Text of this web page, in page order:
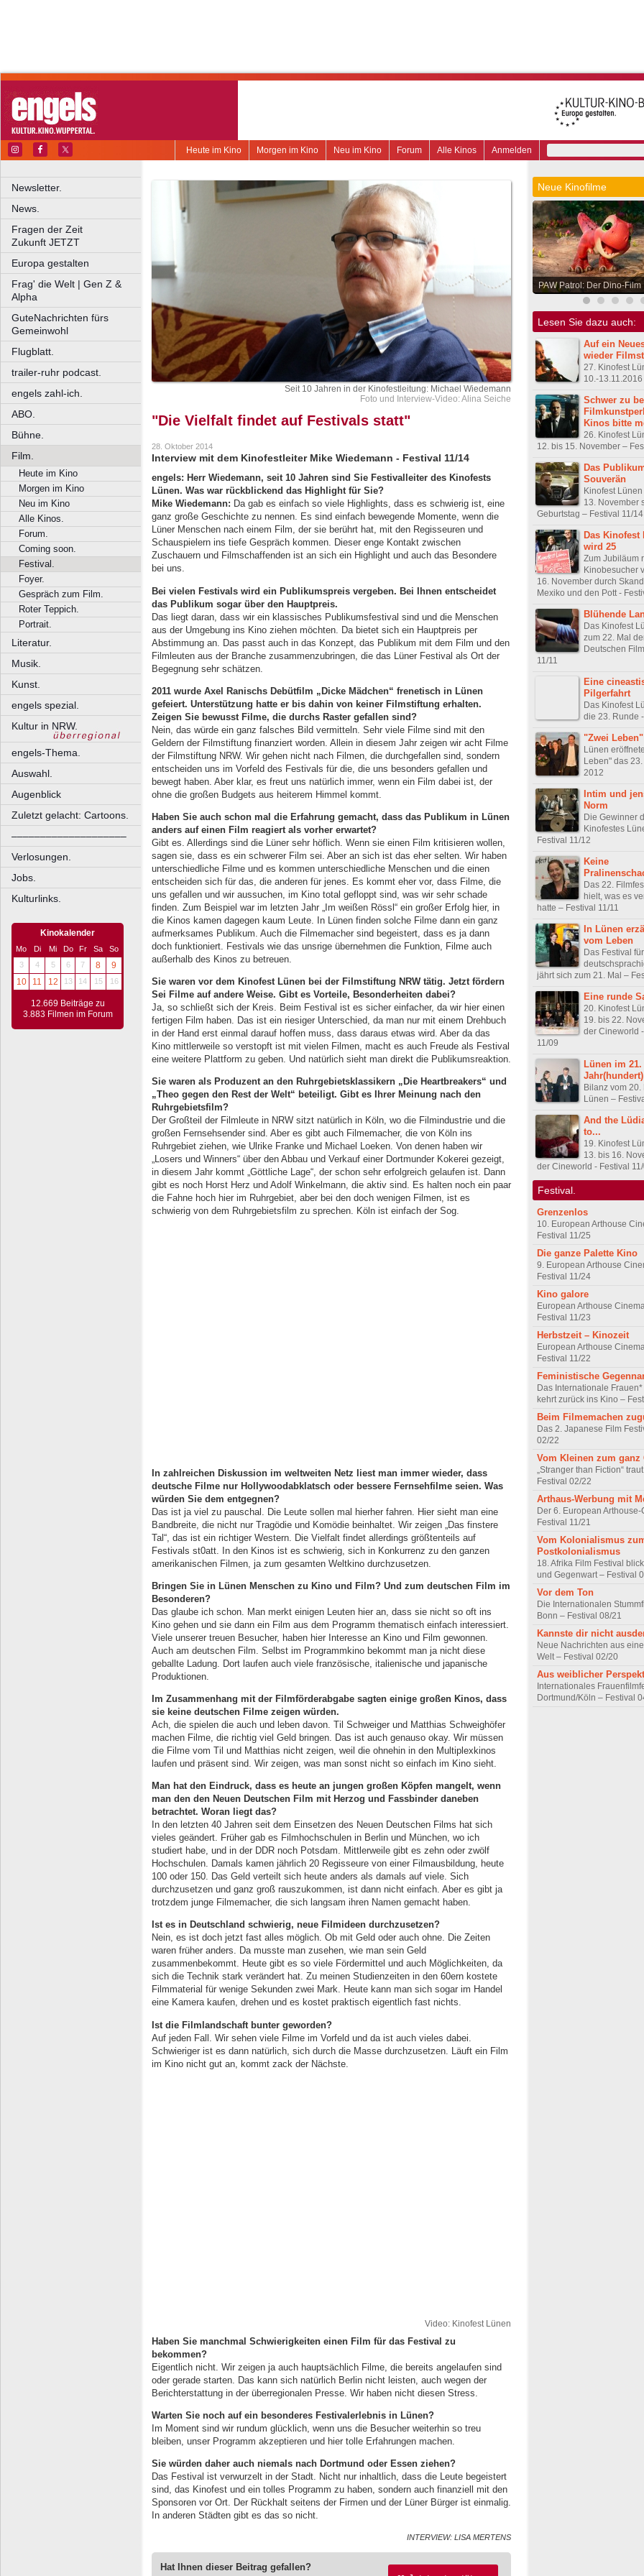
Anmelden
Alle Kinos
Forum
Neu im Kino
Morgen im Kino
Heute im Kino
Newsletter.
News.
Fragen der Zeit
Zukunft JETZT
Europa gestalten
Frag' die Welt | Gen Z &
Alpha
GuteNachrichten fürs
Gemeinwohl
Flugblatt.
trailer-ruhr podcast.
engels zahl-ich.
ABO.
Bühne.
Film.
Heute im Kino
Morgen im Kino
Neu im Kino
Alle Kinos.
Forum.
Coming soon.
Festival.
Foyer.
Gespräch zum Film.
Roter Teppich.
Portrait.
Literatur.
Musik.
Kunst.
engels spezial.
Kultur in NRW.
engels-Thema.
Auswahl.
Augenblick
Zuletzt gelacht: Cartoons.
––––––––––––––––––––
Verlosungen.
Jobs.
Kulturlinks.
Kinokalender
Mo Di Mi Do Fr Sa
So
3
4 5 6 7 8
9
10
11 12 13 14 15 16
12.669 Beiträge zu
3.883 Filmen im Forum
Seit 10 Jahren in der Kinofestleitung: Michael Wiedemann
Foto und Interview-Video: Alina Seiche
"Die Vielfalt findet auf Festivals statt"
28. Oktober 2014
Interview mit dem Kinofestleiter Mike Wiedemann - Festival 11/14
engels: Herr Wiedemann, seit 10 Jahren sind Sie Festivalleiter des Kinofests
Lünen. Was war rückblickend das Highlight für Sie?
Mike Wiedemann: Da gab es einfach so viele Highlights, dass es schwierig ist, eine
ganz große Geschichte zu nennen. Es sind einfach bewegende Momente, wenn die
Lüner Menschen nach einem Film, der sie berührt hat, mit den Regisseuren und
Schauspielern ins tiefe Gespräch kommen. Dieser enge Kontakt zwischen
Zuschauern und Filmschaffenden ist an sich ein Highlight und auch das Besondere
bei uns.
Bei vielen Festivals wird ein Publikumspreis vergeben. Bei Ihnen entscheidet
das Publikum sogar über den Hauptpreis.
Das liegt daran, dass wir ein klassisches Publikumsfestival sind und die Menschen
aus der Umgebung ins Kino ziehen möchten. Da bietet sich ein Hauptpreis per
Abstimmung an. Das passt auch in das Konzept, das Publikum mit dem Film und den
Filmleuten aus der Branche zusammenzubringen, die das Lüner Festival als Ort der
Begegnung sehr schätzen.
2011 wurde Axel Ranischs Debütfilm „Dicke Mädchen“ frenetisch in Lünen
gefeiert. Unterstützung hatte er bis dahin von keiner Filmstiftung erhalten.
Zeigen Sie bewusst Filme, die durchs Raster gefallen sind?
Nein, das würde ein ganz falsches Bild vermitteln. Sehr viele Filme sind mit den
Geldern der Filmstiftung finanziert worden. Allein in diesem Jahr zeigen wir acht Filme
der Filmstiftung NRW. Wir gehen nicht nach Filmen, die durchgefallen sind, sondern
entscheiden uns im Vorfeld des Festivals für die, die uns besonders gefallen und
bewegt haben. Aber klar, es freut uns natürlich immer, wenn ein Film dabei ist, der
ohne die großen Budgets aus heiterem Himmel kommt.
Haben Sie auch schon mal die Erfahrung gemacht, dass das Publikum in Lünen
anders auf einen Film reagiert als vorher erwartet?
Gibt es. Allerdings sind die Lüner sehr höflich. Wenn sie einen Film kritisieren wollen,
sagen sie, dass es ein schwerer Film sei. Aber an sich ist das eher selten. Wir haben
unterschiedliche Filme und es kommen unterschiedliche Menschen und die einen
entscheiden sich für das, die anderen für jenes. Es kommt eher vor, dass Filme, die
uns gefallen und wir aussuchen, im Kino total gefloppt sind, was wir sehr schade
finden. Zum Beispiel war im letzten Jahr „Im weißen Rössl“ ein großer Erfolg hier, in
die Kinos kamen dagegen kaum Leute. In Lünen finden solche Filme dann ein ganz
aufmerksames Publikum. Auch die Filmemacher sind begeistert, dass es ja dann
doch funktioniert. Festivals wie das unsrige übernehmen die Funktion, Filme auch
außerhalb des Kinos zu betreuen.
Sie waren vor dem Kinofest Lünen bei der Filmstiftung NRW tätig. Jetzt fördern
Sei Filme auf andere Weise. Gibt es Vorteile, Besonderheiten dabei?
Ja, so schließt sich der Kreis. Beim Festival ist es sicher einfacher, da wir hier einen
fertigen Film haben. Das ist ein riesiger Unterschied, da man nur mit einem Drehbuch
in der Hand erst einmal darauf hoffen muss, dass daraus etwas wird. Aber da das
Kino mittlerweile so verstopft ist mit vielen Filmen, macht es auch Freude als Festival
eine weitere Plattform zu geben. Und natürlich sieht man direkt die Publikumsreaktion.
Sie waren als Produzent an den Ruhrgebietsklassikern „Die Heartbreakers“ und
„Theo gegen den Rest der Welt“ beteiligt. Gibt es Ihrer Meinung nach den
Ruhrgebietsfilm?
Der Großteil der Filmleute in NRW sitzt natürlich in Köln, wo die Filmindustrie und die
großen Fernsehsender sind. Aber es gibt auch Filmemacher, die von Köln ins
Ruhrgebiet ziehen, wie Ulrike Franke und Michael Loeken. Von denen haben wir
„Losers und Winners“ über den Abbau und Verkauf einer Dortmunder Kokerei gezeigt,
in diesem Jahr kommt „Göttliche Lage“, der schon sehr erfolgreich gelaufen ist. Dann
gibt es noch Horst Herz und Adolf Winkelmann, die aktiv sind. Es halten noch ein paar
die Fahne hoch hier im Ruhrgebiet, aber bei den doch wenigen Filmen, ist es
schwierig von dem Ruhrgebietsfilm zu sprechen. Köln ist einfach der Sog.
In zahlreichen Diskussion im weltweiten Netz liest man immer wieder, dass
deutsche Filme nur Hollywoodabklatsch oder bessere Fernsehfilme seien. Was
würden Sie dem entgegnen?
Das ist ja viel zu pauschal. Die Leute sollen mal hierher fahren. Hier sieht man eine
Bandbreite, die nicht nur Tragödie und Komödie beinhaltet. Wir zeigen „Das finstere
Tal“, das ist ein richtiger Western. Die Vielfalt findet allerdings größtenteils auf
Festivals st0att. In den Kinos ist es schwierig, sich in Konkurrenz zu den ganzen
amerikanischen Filmen, ja zum gesamten Weltkino durchzusetzen.
Bringen Sie in Lünen Menschen zu Kino und Film? Und zum deutschen Film im
Besonderen?
Das glaube ich schon. Man merkt einigen Leuten hier an, dass sie nicht so oft ins
Kino gehen und sie dann ein Film aus dem Programm thematisch einfach interessiert.
Viele unserer treuen Besucher, haben hier Interesse an Kino und Film gewonnen.
Auch am deutschen Film. Selbst im Programmkino bekommt man ja nicht diese
geballte Ladung. Dort laufen auch viele französische, italienische und japanische
Produktionen.
Im Zusammenhang mit der Filmförderabgabe sagten einige großen Kinos, dass
sie keine deutschen Filme zeigen würden.
Ach, die spielen die auch und leben davon. Til Schweiger und Matthias Schweighöfer
machen Filme, die richtig viel Geld bringen. Das ist auch genauso okay. Wir müssen
die Filme vom Til und Matthias nicht zeigen, weil die ohnehin in den Multiplexkinos
laufen und präsent sind. Wir zeigen, was man sonst nicht so einfach im Kino sieht.
Man hat den Eindruck, dass es heute an jungen großen Köpfen mangelt, wenn
man den den Neuen Deutschen Film mit Herzog und Fassbinder daneben
betrachtet. Woran liegt das?
In den letzten 40 Jahren seit dem Einsetzen des Neuen Deutschen Films hat sich
vieles geändert. Früher gab es Filmhochschulen in Berlin und München, wo ich
studiert habe, und in der DDR noch Potsdam. Mittlerweile gibt es zehn oder zwölf
Hochschulen. Damals kamen jährlich 20 Regisseure von einer Filmausbildung, heute
100 oder 150. Das Geld verteilt sich heute anders als damals auf viele. Sich
durchzusetzen und ganz groß rauszukommen, ist dann nicht einfach. Aber es gibt ja
trotzdem junge Filmemacher, die sich langsam ihren Namen gemacht haben.
Ist es in Deutschland schwierig, neue Filmideen durchzusetzen?
Nein, es ist doch jetzt fast alles möglich. Ob mit Geld oder auch ohne. Die Zeiten
waren früher anders. Da musste man zusehen, wie man sein Geld
zusammenbekommt. Heute gibt es so viele Fördermittel und auch Möglichkeiten, da
sich die Technik stark verändert hat. Zu meinen Studienzeiten in den 60ern kostete
Filmmaterial für wenige Sekunden zwei Mark. Heute kann man sich sogar im Handel
eine Kamera kaufen, drehen und es kostet praktisch eigentlich fast nichts.
Ist die Filmlandschaft bunter geworden?
Auf jeden Fall. Wir sehen viele Filme im Vorfeld und da ist auch vieles dabei.
Schwieriger ist es dann natürlich, sich durch die Masse durchzusetzen. Läuft ein Film
im Kino nicht gut an, kommt zack der Nächste.
Video: Kinofest Lünen
Haben Sie manchmal Schwierigkeiten einen Film für das Festival zu
bekommen?
Eigentlich nicht. Wir zeigen ja auch hauptsächlich Filme, die bereits angelaufen sind
oder gerade starten. Das kann sich natürlich Berlin nicht leisten, auch wegen der
Berichterstattung in der überregionalen Presse. Wir haben nicht diesen Stress.
Warten Sie noch auf ein besonderes Festivalerlebnis in Lünen?
Im Moment sind wir rundum glücklich, wenn uns die Besucher weiterhin so treu
bleiben, unser Programm akzeptieren und hier tolle Erfahrungen machen.
Sie würden daher auch niemals nach Dortmund oder Essen ziehen?
Das Festival ist verwurzelt in der Stadt. Nicht nur inhaltlich, dass die Leute begeistert
sind, das Kinofest und ein tolles Programm zu haben, sondern auch finanziell mit den
Sponsoren vor Ort. Der Rückhalt seitens der Firmen und der Lüner Bürger ist einmalig.
In anderen Städten gibt es das so nicht.
INTERVIEW: LISA MERTENS
Hat Ihnen dieser Beitrag gefallen?
Neue Kinofilme
PAW Patrol: Der Dino-Film
Lesen Sie dazu auch:
Auf ein
wieder
27. Kinofest
10.-13.11.2016
Schwer zu
Kinos bitte
26. Kinofest
12. bis 15. November –
Das
Souverän
Kinofest
13. November
Geburtstag – Festival 11/14
Das Kinofest
wird 25
Zum Jubiläum
Kinobesucher
16. November durch
Mexiko und den Pott -
Blühende
Das Kinofest
zum 22. Mal
Deutschen
11/11
Eine
Pilgerfahrt
Das Kinofest
die 23. Runde
"Zwei
Lünen
Leben" das
2012
Intim und
Norm
Die Gewinner
Kinofestes
Festival 11/12
Keine
Das 22.
hielt, was es
hatte – Festival 11/11
In Lünen
vom Leben
Das Festival
jährt sich zum 21. Mal –
Eine runde
20. Kinofest
19. bis 22.
der Cineworld
11/09
Lünen im 21.
Jahr(hundert)
Bilanz vom 20.
Lünen –
And the
to...
19. Kinofest
13. bis 16.
der Cineworld - Festival
Festival.
Grenzenlos
10. European Arthouse
Festival 11/25
Die ganze Palette Kino
9. European Arthouse
Festival 11/24
Kino galore
European Arthouse
Festival 11/23
Herbstzeit – Kinozeit
European Arthouse
Festival 11/22
Feministische
Das Internationale
kehrt zurück ins Kino –
Beim Filmemachen
Das 2. Japanese Film
02/22
Vom Kleinen zum ganz
„Stranger than Fiction“
Festival 02/22
Arthaus-Werbung mit
Der 6. European
Festival 11/21
Vom Kolonialismus
Postkolonialismus
18. Afrika Film Festival
und Gegenwart – Festival
Vor dem Ton
Die Internationalen
Bonn – Festival 08/21
Kannste dir nicht
Neue Nachrichten aus
Welt – Festival 02/20
Aus weiblicher
Internationales
Dortmund/Köln – Festival